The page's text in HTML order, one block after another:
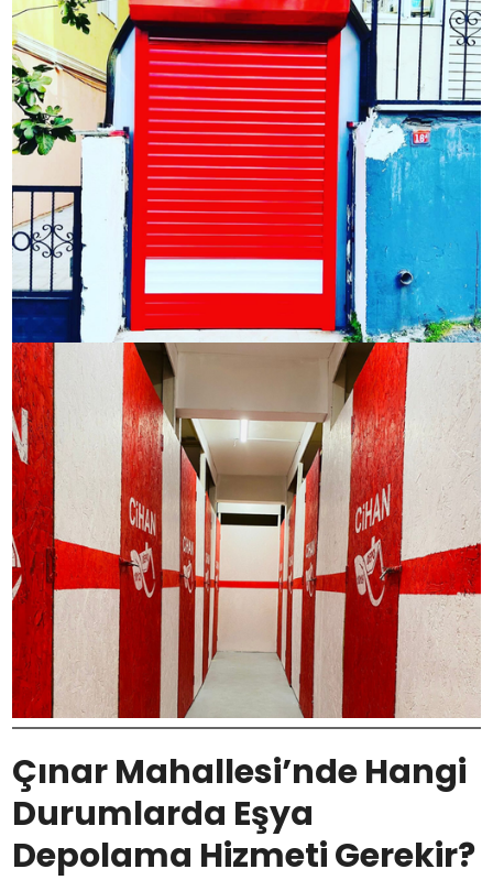
Çınar Mahallesi’nde Hangi
Durumlarda Eşya
Depolama Hizmeti Gerekir?